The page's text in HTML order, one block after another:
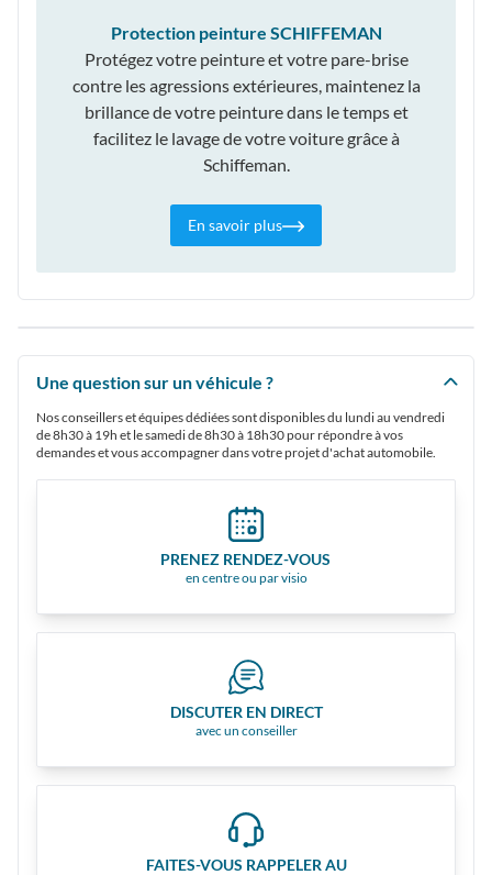
Protection peinture SCHIFFEMAN
Protégez votre peinture et votre pare-brise
contre les agressions extérieures, maintenez la
brillance de votre peinture dans le temps et
facilitez le lavage de votre voiture grâce à
Schiffeman.
En savoir plus
Une question sur un véhicule ?
Nos conseillers et équipes dédiées sont disponibles du lundi au vendredi
de 8h30 à 19h et le samedi de 8h30 à 18h30 pour répondre à vos
demandes et vous accompagner dans votre projet d'achat automobile.
PRENEZ RENDEZ-VOUS
en centre ou par visio
DISCUTER EN DIRECT
avec un conseiller
FAITES-VOUS RAPPELER AU